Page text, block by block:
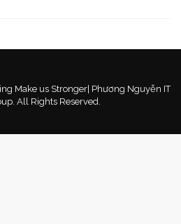
Make us Stronger| Phương Nguyễn IT
All Rights Reserved.